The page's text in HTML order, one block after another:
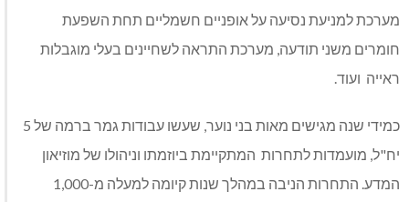
מערכת למניעת נסיעה על אופניים חשמליים תחת השפעת
חומרים משני תודעה, מערכת התראה לשחיינים בעלי מוגבלות
ראייה ועוד.
כמידי שנה מגישים מאות בני נוער, שעשו עבודות גמר ברמה של 5
יח"ל, מועמדות לתחרות המתקיימת ביוזמתו וניהולו של מוזיאון
המדע. התחרות הניבה במהלך שנות קיומה למעלה מ-1,000